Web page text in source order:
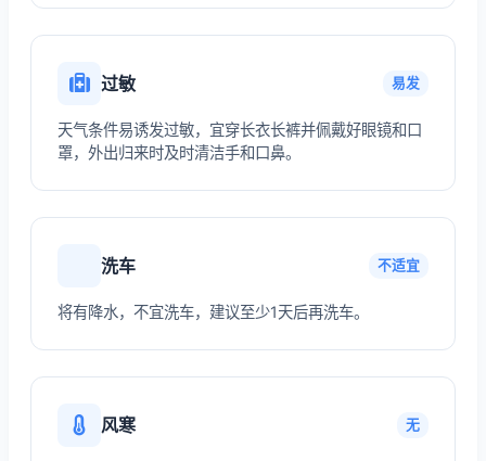
过敏 易发
天气条件易诱发过敏，宜穿长衣长裤并佩戴好眼镜和口
罩，外出归来时及时清洁手和口鼻。
洗车 不适宜
将有降水，不宜洗车，建议至少1天后再洗车。
风寒 无